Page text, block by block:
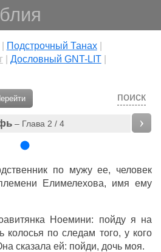
Подстрочный Танах|
| Дословный GNT-LIT|
поиск
– Глава 2 / 4 ›
по мужуее, человек
Елимелехова, имя ему
Ноемини: пойдуя на
колосья по следам того, у кого
сказала ей: пойди, дочьмоя.